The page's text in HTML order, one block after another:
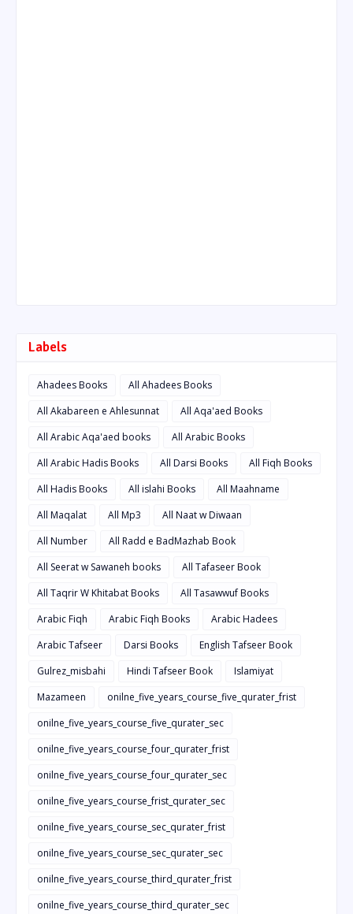
Labels
Ahadees Books
All Ahadees Books
All Akabareen e Ahlesunnat
All Aqa'aed Books
All Arabic Aqa'aed books
All Arabic Books
All Arabic Hadis Books
All Darsi Books
All Fiqh Books
All Hadis Books
All islahi Books
All Maahname
All Maqalat
All Mp3
All Naat w Diwaan
All Number
All Radd e BadMazhab Book
All Seerat w Sawaneh books
All Tafaseer Book
All Taqrir W Khitabat Books
All Tasawwuf Books
Arabic Fiqh
Arabic Fiqh Books
Arabic Hadees
Arabic Tafseer
Darsi Books
English Tafseer Book
Gulrez_misbahi
Hindi Tafseer Book
Islamiyat
Mazameen
onilne_five_years_course_five_qurater_frist
onilne_five_years_course_five_qurater_sec
onilne_five_years_course_four_qurater_frist
onilne_five_years_course_four_qurater_sec
onilne_five_years_course_frist_qurater_sec
onilne_five_years_course_sec_qurater_frist
onilne_five_years_course_sec_qurater_sec
onilne_five_years_course_third_qurater_frist
onilne_five_years_course_third_qurater_sec